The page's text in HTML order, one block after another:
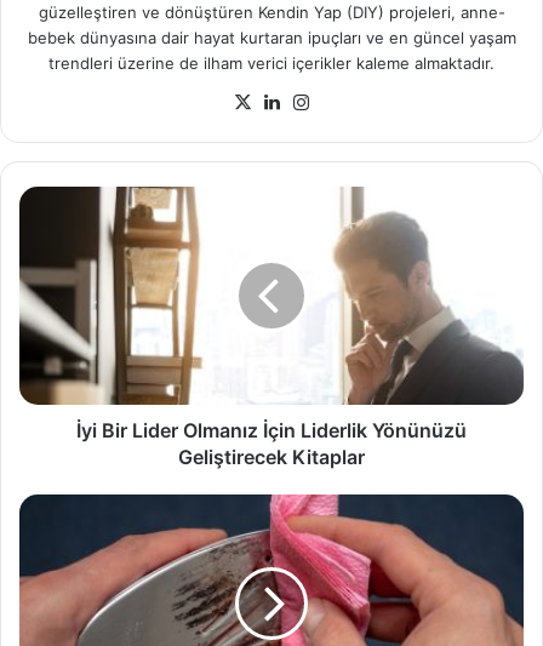
güzelleştiren ve dönüştüren Kendin Yap (DIY) projeleri, anne-
bebek dünyasına dair hayat kurtaran ipuçları ve en güncel yaşam
trendleri üzerine de ilham verici içerikler kaleme almaktadır.
X LinkedIn
İyi
Olmanız
İçin
Liderlik
Yönünüzü
Geliştirecek
Kitaplar
İyi Bir Lider Olmanız İçin Liderlik Yönünüzü
Geliştirecek Kitaplar
Ütü
Temizliği:
Ütü